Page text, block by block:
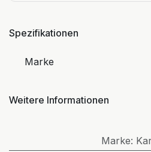
Spezifikationen
Marke
Weitere Informationen
Marke: